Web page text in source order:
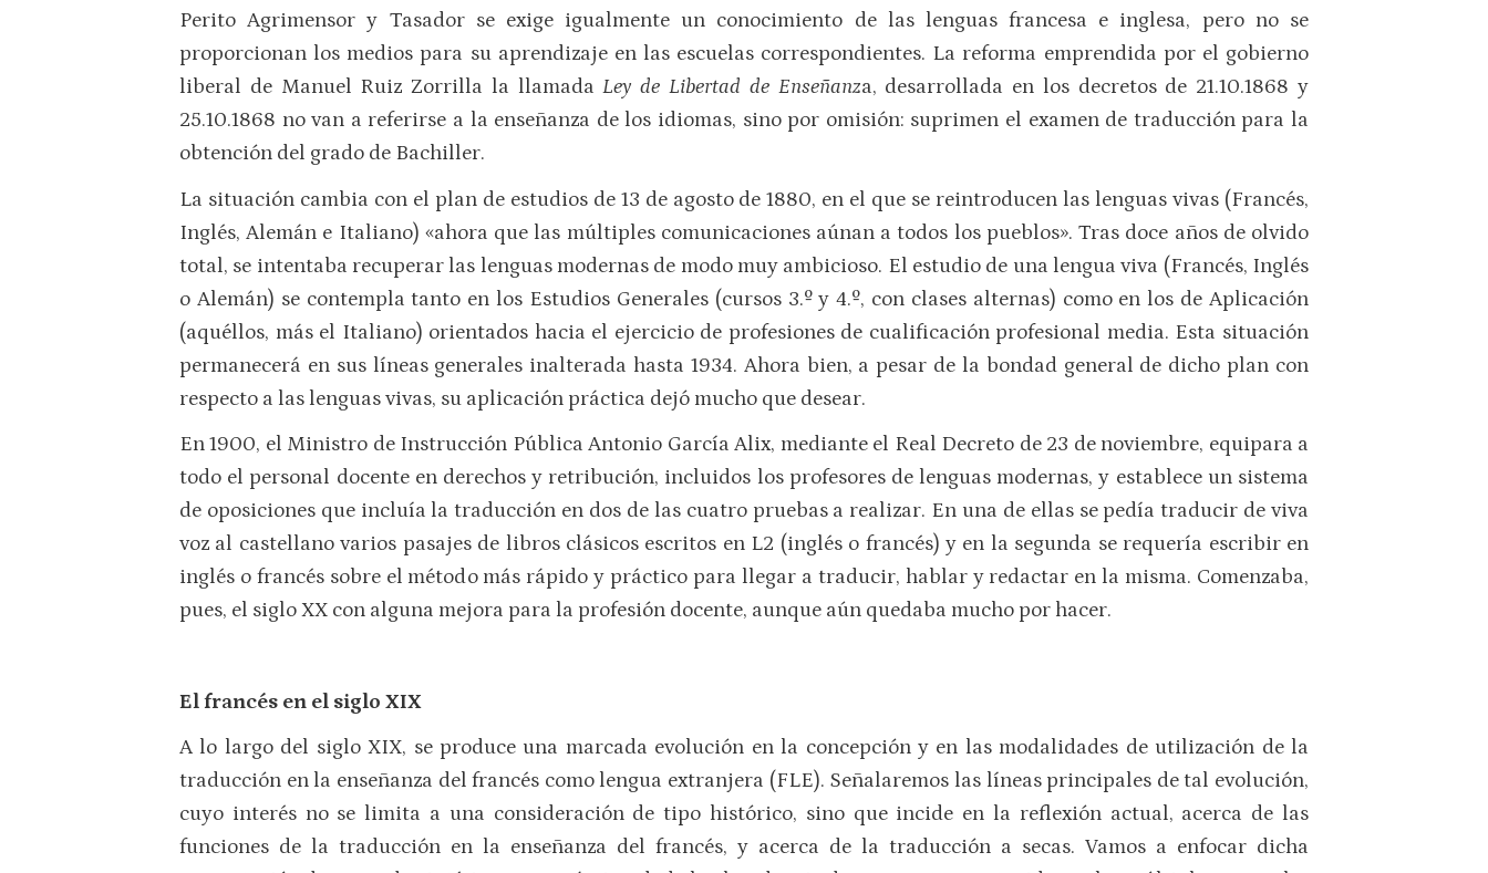
Perito Agrimensor y Tasador se exige igualmente un conocimiento de las lenguas francesa e inglesa, pero no se
proporcionan los medios para su aprendizaje en las escuelas correspondientes. La reforma emprendida por el gobierno
liberal de Manuel Ruiz Zorrilla la llamadaLey de Libertad de Enseñanza, desarrollada en los decretos de 21.10.1868 y
25.10.1868 no van a referirse a la enseñanza de los idiomas, sino por omisión: suprimen el examen de traducción para la
obtención del grado de Bachiller.
La situación cambia con el plan de estudios de 13 de agosto de 1880, en el que se reintroducen las lenguas vivas (Francés,
Inglés, Alemán e Italiano) «ahora que las múltiples comunicaciones aúnan a todos los pueblos». Tras doce años de olvido
total, se intentaba recuperar las lenguas modernas de modo muy ambicioso. El estudio de una lengua viva (Francés, Inglés
o Alemán) se contempla tanto en los Estudios Generales (cursos 3.º y 4.º, con clases alternas) como en los de Aplicación
(aquéllos, más el Italiano) orientados hacia el ejercicio de profesiones de cualificación profesional media. Esta situación
permanecerá en sus líneas generales inalterada hasta 1934. Ahora bien, a pesar de la bondad general de dicho plan con
respecto a las lenguas vivas, su aplicación práctica dejó mucho que desear.
En 1900, el Ministro de Instrucción Pública Antonio García Alix, mediante el Real Decreto de 23 de noviembre, equipara a
todo el personal docente en derechos y retribución, incluidos los profesores de lenguas modernas, y establece un sistema
de oposiciones que incluía la traducción en dos de las cuatro pruebas a realizar. En una de ellas se pedía traducir de viva
voz al castellano varios pasajes de libros clásicos escritos en L2 (inglés o francés) y en la segunda se requería escribir en
inglés o francés sobre el método más rápido y práctico para llegar a traducir, hablar y redactar en la misma. Comenzaba,
pues, el siglo XX con alguna mejora para la profesión docente, aunque aún quedaba mucho por hacer.
El francés en el siglo XIX
A lo largo del siglo XIX, se produce una marcada evolución en la concepción y en las modalidades de utilización de la
traducción en la enseñanza del francés como lengua extranjera (FLE). Señalaremos las líneas principales de tal evolución,
cuyo interés no se limita a una consideración de tipo histórico, sino que incide en la reflexión actual, acerca de las
funciones de la traducción en la enseñanza del francés, y acerca de la traducción a secas. Vamos a enfocar dicha